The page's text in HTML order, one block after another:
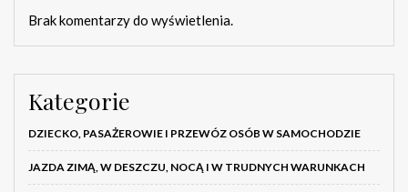
Brak komentarzy do wyświetlenia.
Kategorie
DZIECKO, PASAŻEROWIE I PRZEWÓZ OSÓB W SAMOCHODZIE
JAZDA ZIMĄ, W DESZCZU, NOCĄ I W TRUDNYCH WARUNKACH